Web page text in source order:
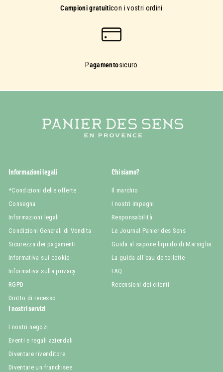
Campioni gratuiticon i vostri ordini
Pagamentosicuro
Informazioni legali
*Condizioni delle offerte
Consegna
Informazioni legali
Condizioni Generali di Vendita
Sicurezza dei pagamenti
Informativa sui cookie
Informativa sulla privacy
RGPD
Diritto di recesso
Chi siamo?
Il marchio
I nostri impegni
Responsabilità
Le Journal Panier des Sens
Guida al sapone liquido di Marsiglia
La guida all'eau de toilette
FAQ
Recensioni dei clienti
I nostri servizi
I nostri negozi
Eventi e regali aziendali
Diventare rivenditore
Diventare un franchisee